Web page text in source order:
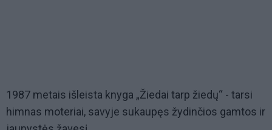
1987 metais išleista knyga „Žiedai tarp žiedų“ - tarsi
himnas moteriai, savyje sukaupęs žydinčios gamtos ir